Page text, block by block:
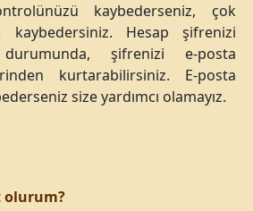
kaybederseniz, çok
kaybedersiniz. Hesap şifrenizi
durumunda, şifrenizi e-posta
kurtarabilirsiniz. E-posta
size yardımcı olamayız.
olurum?